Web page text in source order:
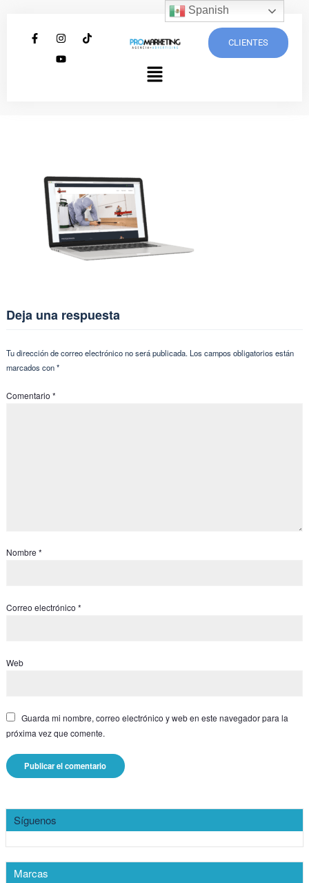
CLIENTES
Deja una respuesta
Tu dirección de correo electrónico no será publicada. Los campos obligatorios están
marcados con*
Comentario *
Nombre *
Correo electrónico *
Web
Guarda mi nombre, correo electrónico y web en este navegador para la
próxima vez que comente.
Síguenos
Marcas
Spanish